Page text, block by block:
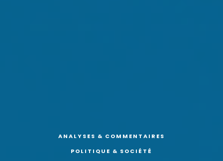
ANALYSES & COMMENTAIRES
POLITIQUE & SOCIÉTÉ